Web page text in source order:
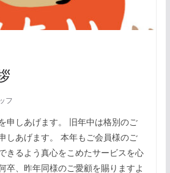
フ
申しあげます。 旧年中は格別のご
しあげます。 本年もご会員様のご
きるよう真心をこめたサービスを心
卒、昨年同様のご愛顧を賜りますよ